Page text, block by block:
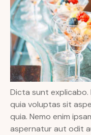
Dicta sunt explicabo.
quia voluptas sit
quia. Nemo enim
aspernatur aut odit